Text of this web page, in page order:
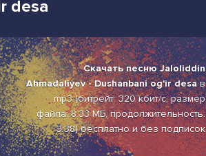
desa
Скачать песню Jaloliddin
Ahmadaliyev - Dushanbani og'ir desaв
mp3 (битрейт: 320 кбит/с, размер
файла: 8.33 МБ, продолжительность:
3:38) бесплатно и без подписок